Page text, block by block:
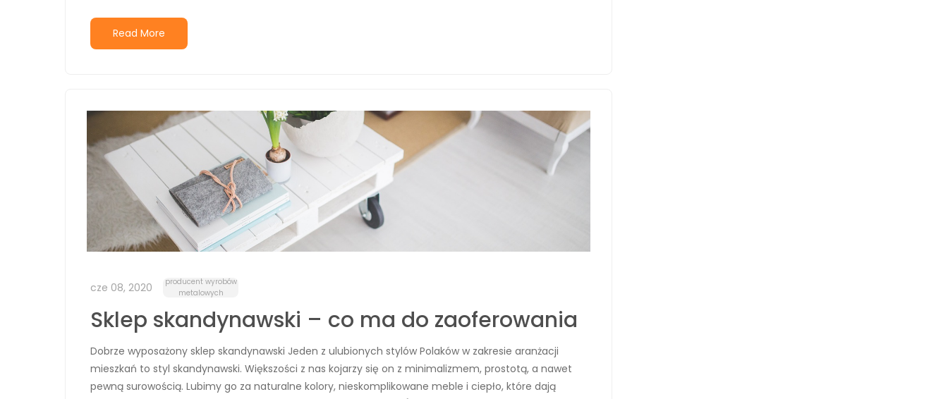
Read More
cze 08, 2020
producent wyrobów
metalowych
Sklep skandynawski – co ma do zaoferowania
Dobrze wyposażony sklep skandynawski Jeden z ulubionych stylów Polaków w zakresie aranżacji
mieszkań to styl skandynawski. Większości z nas kojarzy się on z minimalizmem, prostotą, a nawet
pewną surowością. Lubimy go za naturalne kolory, nieskomplikowane meble i ciepło, które dają